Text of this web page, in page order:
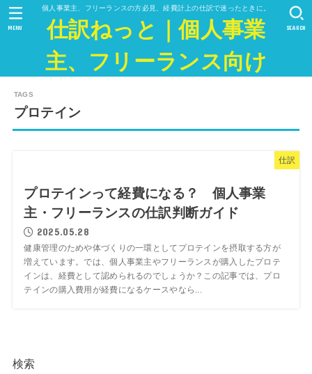
個人事業主、フリーランスの方必見、経費計上の仕訳で迷ったときに。
仕訳ねっと｜個人事業
主、フリーランス向け
SEARCH
MENU
プロテイン
仕訳
プロテインって経費になる？ 個人事業
主・フリーランスの仕訳判断ガイド
2025.05.28
健康管理のためや体づくりの一環としてプロテインを摂取する方が
増えています。では、個人事業主やフリーランスが購入したプロテ
インは、経費として認められるのでしょうか？この記事では、プロ
テインの購入費用が経費になるケースやなら...
検索